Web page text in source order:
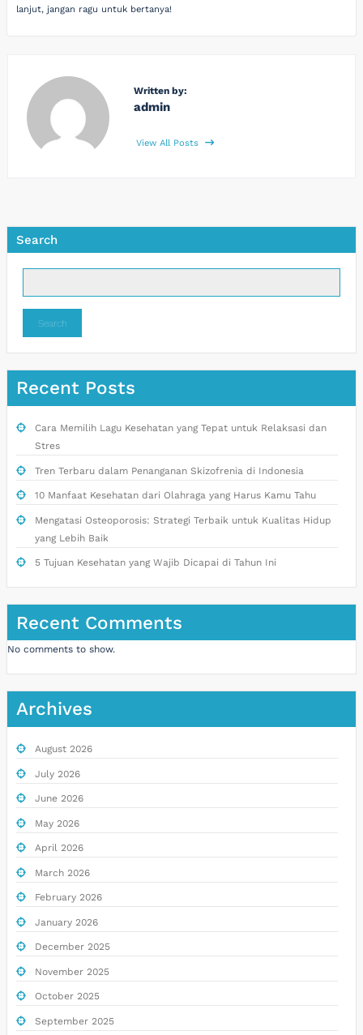
lanjut, jangan ragu untuk bertanya!
Written by:
admin
View All Posts
Search
Search
Recent Posts
Cara Memilih Lagu Kesehatan yang Tepat untuk Relaksasi dan
Stres
Tren Terbaru dalam Penanganan Skizofrenia di Indonesia
10 Manfaat Kesehatan dari Olahraga yang Harus Kamu Tahu
Mengatasi Osteoporosis: Strategi Terbaik untuk Kualitas Hidup
yang Lebih Baik
5 Tujuan Kesehatan yang Wajib Dicapai di Tahun Ini
Recent Comments
No comments to show.
Archives
August 2026
July 2026
June 2026
May 2026
April 2026
March 2026
February 2026
January 2026
December 2025
November 2025
October 2025
September 2025